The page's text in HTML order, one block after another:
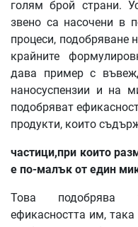
голям брой страни.
звено са насочени в
процеси, подобряване
крайните
дава пример с
наносуспензии и на
подобряват
продукти, които
частици,при които
е по-малък от един
Това подобрява
ефикасността им,